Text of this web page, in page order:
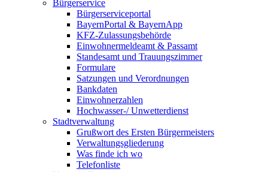
Bürgerservice
Bürgerserviceportal
BayernPortal & BayernApp
KFZ-Zulassungsbehörde
Einwohnermeldeamt & Passamt
Standesamt und Trauungszimmer
Formulare
Satzungen und Verordnungen
Bankdaten
Einwohnerzahlen
Hochwasser-/ Unwetterdienst
Stadtverwaltung
Grußwort des Ersten Bürgermeisters
Verwaltungsgliederung
Was finde ich wo
Telefonliste